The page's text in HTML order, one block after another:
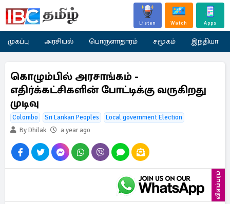
Listen Watch Apps
முகப்பு அரசியல் பொருளாதாரம் சமூகம் இந்தியா
கொழும்பில் அரசாங்கம் -
எதிர்க்கட்சிகளின் போட்டிக்கு வருகிறது
முடிவு
Colombo Sri Lankan Peoples
Local government Election
By Dhilak
a year ago
விளம்பரம்